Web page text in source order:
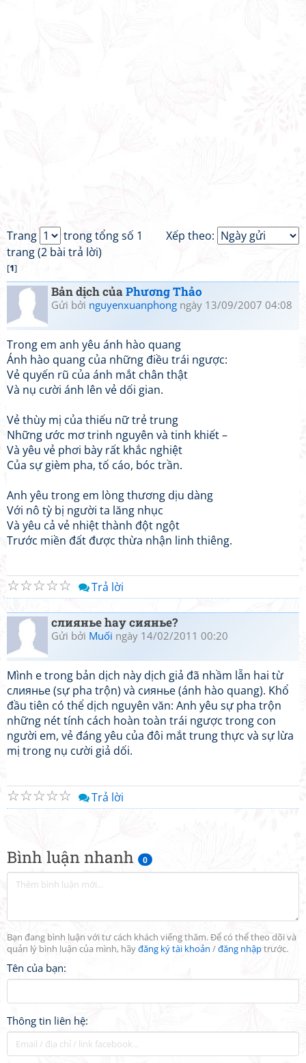
Bình luận nhanh 0
Bạn đang bình luận với tư cách khách viếng thăm. Để có thể theo dõi và
quản lý bình luận của mình, hãyđăng ký tài khoản /đăng nhậptrước.
Tên của bạn:
Thông tin liên hệ:
Xếp theo:
Trang
trong tổng số 1
trang (2 bài trả lời)
[1]
Bản dịch củaPhương Thảo
Gửi bởi nguyenxuanphong ngày 13/09/2007 04:08
Trong em anh yêu ánh hào quang
Ánh hào quang của những điều trái ngược:
Vẻ quyến rũ của ánh mắt chân thật
Và nụ cười ánh lên vẻ dối gian.
Vẻ thùy mị của thiếu nữ trẻ trung
Những ước mơ trinh nguyên và tinh khiết –
Và yêu vẻ phơi bày rất khắc nghiệt
Của sự gièm pha, tố cáo, bóc trần.
Anh yêu trong em lòng thương dịu dàng
Với nô tỳ bị người ta lăng nhục
Và yêu cả vẻ nhiệt thành đột ngột
Trước miền đất được thừa nhận linh thiêng.
☆
☆
☆
☆
☆ Trả lời
слиянье hay сиянье?
Gửi bởi Muối ngày 14/02/2011 00:20
Mình e trong bản dịch này dịch giả đã nhầm lẫn hai từ
слиянье (sự pha trộn) và сиянье (ánh hào quang). Khổ
đầu tiên có thể dịch nguyên văn: Anh yêu sự pha trộn
những nét tính cách hoàn toàn trái ngược trong con
người em, vẻ đáng yêu của đôi mắt trung thực và sự lừa
mị trong nụ cười giả dối.
☆
☆
☆
☆
☆ Trả lời